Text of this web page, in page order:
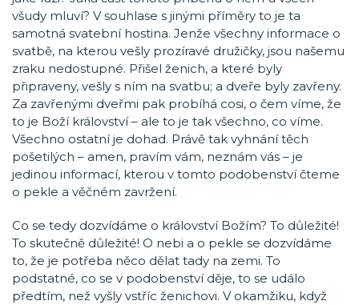
všudy mluví? V souhlase s jinými příměry to je ta
samotná svatební hostina. Jenže všechny informace o
svatbě, na kterou vešly prozíravé družičky, jsou našemu
zraku nedostupné. Přišel ženich, a které byly
připraveny, vešly s ním na svatbu; a dveře byly zavřeny.
Za zavřenými dveřmi pak probíhá cosi, o čem víme, že
to je Boží království – ale to je tak všechno, co víme.
Všechno ostatní je dohad. Právě tak vyhnání těch
pošetilých – amen, pravím vám, neznám vás – je
jedinou informací, kterou v tomto podobenství čteme
o pekle a věčném zavržení.
Co se tedy dozvídáme o království Božím? To důležité!
To skutečně důležité! O nebi a o pekle se dozvídáme
to, že je potřeba něco dělat tady na zemi. To
podstatné, co se v podobenství děje, to se událo
předtím, než vyšly vstříc ženichovi. V okamžiku, když